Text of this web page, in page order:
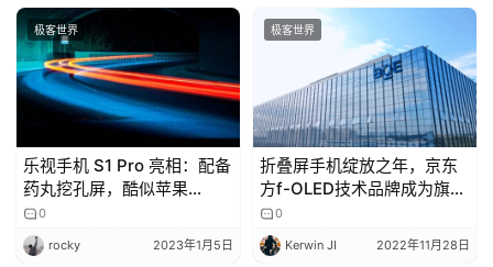
报
开
极客世界
乐视手机 S1 Pro 亮相：配备
药丸挖孔屏，酷似苹果
iPhone 14 Pro，口号“这真
不卡”
0
rocky 2023年1月5日
极客世界
折叠屏手机绽放之年，京东
方f-OLED技术品牌成为旗舰
标配
0
Kerwin JI 2022年11月28日